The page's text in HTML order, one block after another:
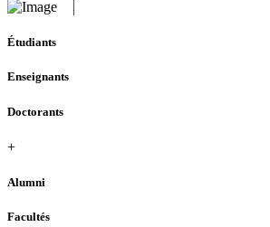
Étudiants
Enseignants
Doctorants
+
Alumni
Facultés